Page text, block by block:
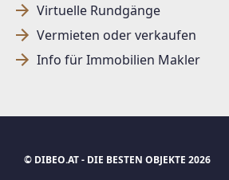
Virtuelle Rundgänge
Vermieten oder verkaufen
Info für Immobilien Makler
© DIBEO.AT - DIE BESTEN OBJEKTE 2026